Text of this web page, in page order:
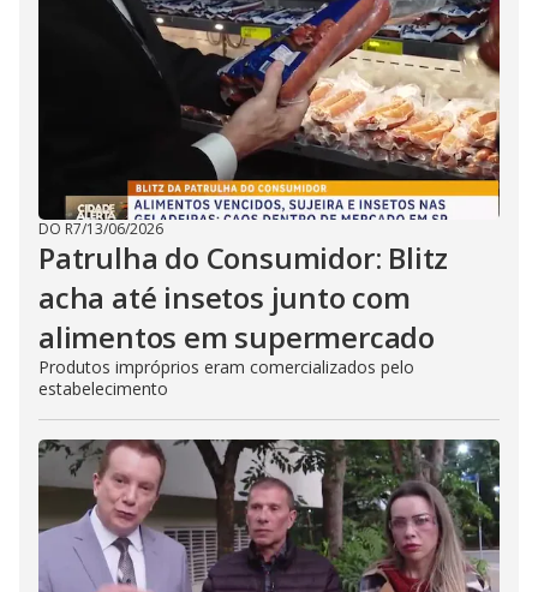
DO R7/13/06/2026
Patrulha do Consumidor: Blitz
acha até insetos junto com
alimentos em supermercado
Produtos impróprios eram comercializados pelo
estabelecimento